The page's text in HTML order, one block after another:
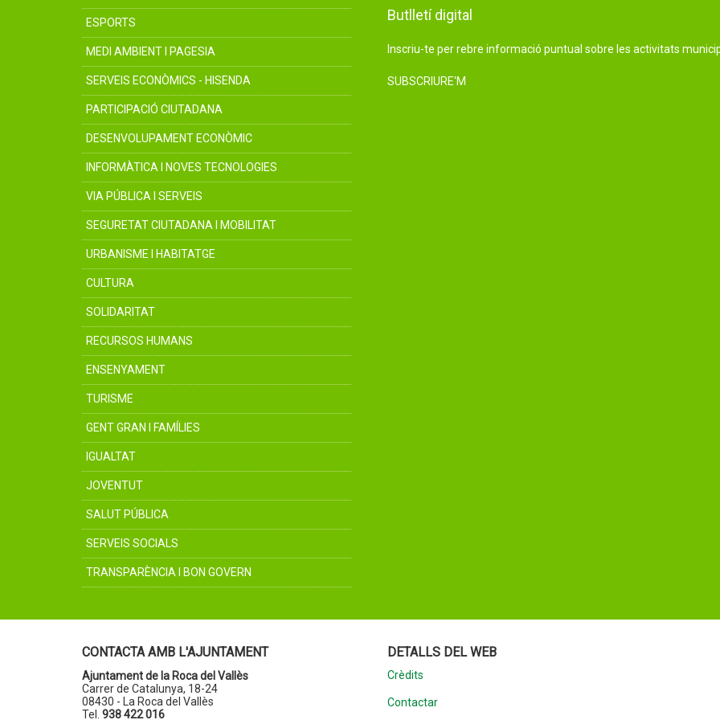
ESPORTS
MEDI AMBIENT I PAGESIA
SERVEIS ECONÒMICS - HISENDA
PARTICIPACIÓ CIUTADANA
DESENVOLUPAMENT ECONÒMIC
INFORMÀTICA I NOVES TECNOLOGIES
VIA PÚBLICA I SERVEIS
SEGURETAT CIUTADANA I MOBILITAT
URBANISME I HABITATGE
CULTURA
SOLIDARITAT
RECURSOS HUMANS
ENSENYAMENT
TURISME
GENT GRAN I FAMÍLIES
IGUALTAT
JOVENTUT
SALUT PÚBLICA
SERVEIS SOCIALS
TRANSPARÈNCIA I BON GOVERN
Butlletí digital
Inscriu-te per rebre informació puntual sobre les activitats
SUBSCRIURE'M
CONTACTA AMB L'AJUNTAMENT
Ajuntament de la Roca del Vallès
Carrer de Catalunya, 18-24
08430 - La Roca del Vallès
Tel. 938 422 016
DETALLS DEL WEB
Crèdits
Contactar